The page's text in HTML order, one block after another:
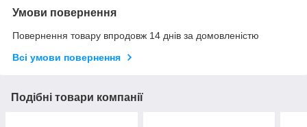
Умови повернення
Повернення товару впродовж 14 днів за домовленістю
Всі умови повернення
Подібні товари компанії